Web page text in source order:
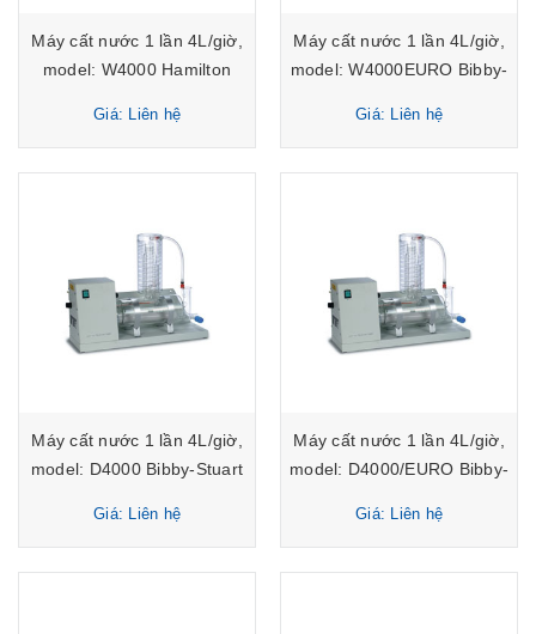
Máy cất nước 1 lần 4L/giờ,
model: W4000 Hamilton
Giá: Liên hệ
Máy cất nước 1 lần 4L/giờ,
model: W4000EURO Bibby-
Giá: Liên hệ
Máy cất nước 1 lần 4L/giờ,
model: D4000 Bibby-Stuart
Giá: Liên hệ
Máy cất nước 1 lần 4L/giờ,
model: D4000/EURO Bibby-
Giá: Liên hệ